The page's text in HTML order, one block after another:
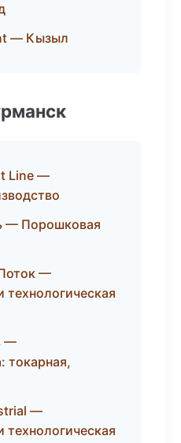
— Кызыл
Line —
— Порошковая
—
технологическая
—
токарная,
—
технологическая